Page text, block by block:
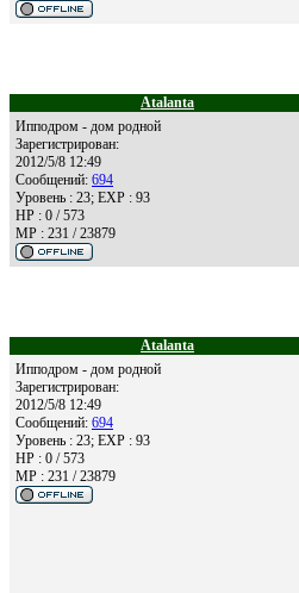
Atalanta
Ипподром - дом родной
Зарегистрирован:
2012/5/8 12:49
Сообщений: 694
Уровень : 23; EXP : 93
HP : 0 / 573
MP : 231 / 23879
Atalanta
Ипподром - дом родной
Зарегистрирован:
2012/5/8 12:49
Сообщений: 694
Уровень : 23; EXP : 93
HP : 0 / 573
MP : 231 / 23879